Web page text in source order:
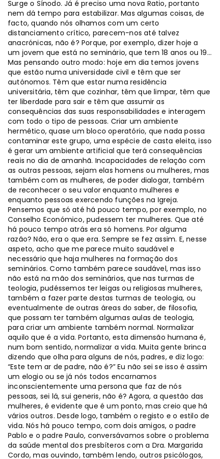
Surge o Sínodo. Já é preciso uma nova Ratio, portanto
nem dá tempo para estabilizar. Mas algumas coisas, de
facto, quando nós olhamos com um certo
distanciamento crítico, parecem-nos até talvez
anacrónicas, não é? Porque, por exemplo, dizer hoje a
um jovem que está no seminário, que tem 18 anos ou 19…
Mas pensando outro modo: hoje em dia temos jovens
que estão numa universidade civil e têm que ser
autónomos. Têm que estar numa residência
universitária, têm que cozinhar, têm que limpar, têm que
ter liberdade para sair e têm que assumir as
consequências das suas responsabilidades e interagem
com todo o tipo de pessoas. Criar um ambiente
hermético, quase um bloco operatório, que nada possa
contaminar este grupo, uma espécie de casta eleita, isso
é gerar um ambiente artificial que terá consequências
reais no dia de amanhã. Incapacidades de relação com
as outras pessoas, sejam elas homens ou mulheres, mas
também com as mulheres, de poder dialogar, também
de reconhecer o seu valor enquanto mulheres e
enquanto pessoas exercendo funções na Igreja.
Pensemos que só até há pouco tempo, por exemplo, no
Conselho Económico, pudessem ter mulheres. Que até
há pouco tempo atrás era só homens. Por alguma
razão? Não, era o que era. Sempre se fez assim. E, nesse
aspeto, acho que me parece muito saudável e
necessário que haja mulheres na formação dos
seminários. Como também parece saudável, mas isso
não está na mão dos seminários, que nas turmas de
teologia, pudéssemos ter leigas ou religiosas mulheres,
também a fazer parte destas turmas de teologia, ou
eventualmente de outras áreas do saber, de filosofia,
que possam ter também algumas aulas de teologia,
para criar um ambiente também normal. Normalizar
aquilo que é a vida. Portanto, esta dimensão humana é,
num bom sentido, normalizar a vida. Muita gente brinca
dizendo que olha para alguns de nós, padres, e diz logo:
“Este tem ar de padre, não é?” Eu não sei se isso é assim
um elogio ou se já nós todos encarnamos
inconscientemente uma persona que faz de nós
pessoas, sei lá, sui generis, não é? Agora, a questão das
mulheres, é evidente que é um ponto, mas creio que há
vários outros. Desde logo, também o registo e o estilo de
vida. Nós há pouco tempo, com dois amigos, o padre
Pablo e o padre Paulo, conversávamos sobre o problema
da saúde mental dos presbíteros com a Dra. Margarida
Cordo, mas ouvindo, também lendo, outros psicólogos,